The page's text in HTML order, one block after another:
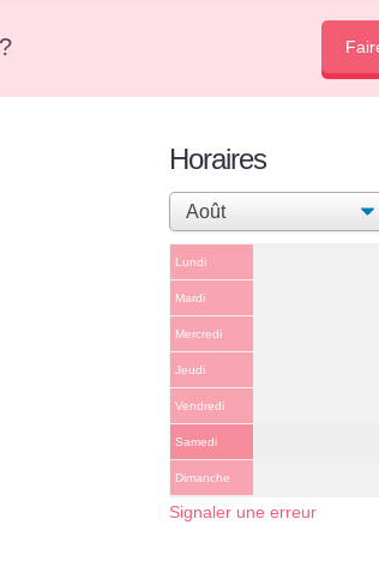
Horaires
Lundi
Mardi
Mercredi
Jeudi
Vendredi
Samedi
Dimanche
Signaler une erreur